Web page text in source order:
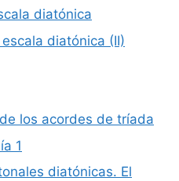
diatónica
diatónica (II)
los acordes de tríada
1
diatónicas. El